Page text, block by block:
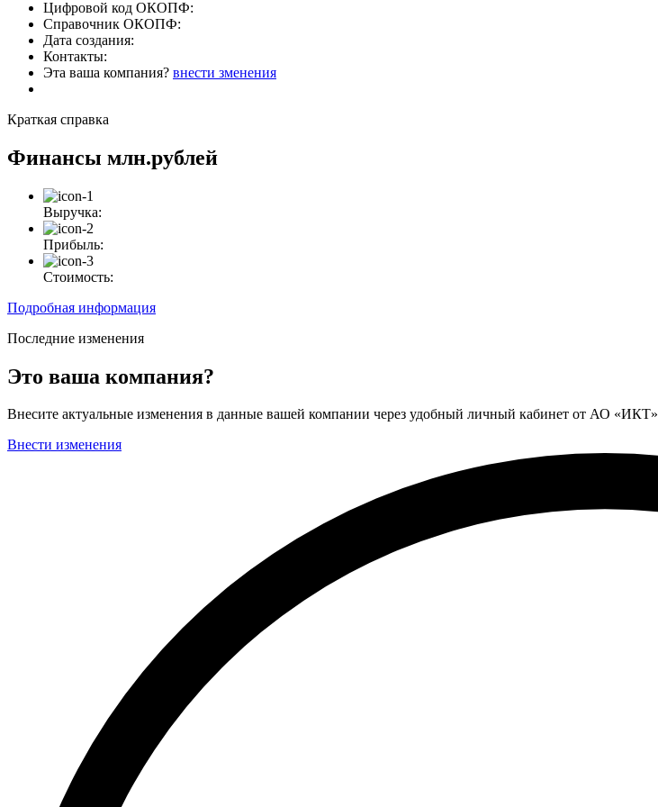
Цифровой код ОКОПФ:
Справочник ОКОПФ:
Дата создания:
Контакты:
Эта ваша компания? внести зменения
Краткая справка
Финансы млн.рублей
Выручка:
Прибыль:
Стоимость:
Подробная информация
Последние изменения
Это ваша компания?
Внесите актуальные изменения в данные вашей компании через удобный личный кабинет от АО «ИКТ»
Внести изменения